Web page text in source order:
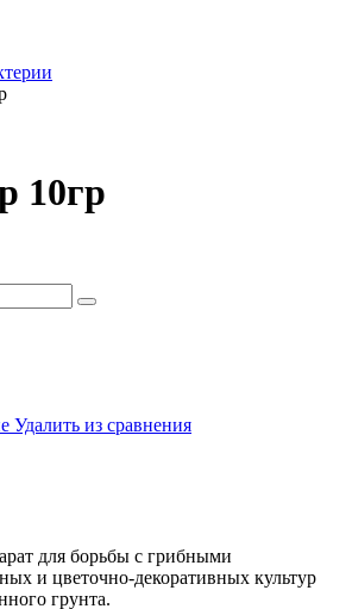
10гр
Удалить из сравнения
для борьбы с грибными
и цветочно-декоративных культур
грунта.